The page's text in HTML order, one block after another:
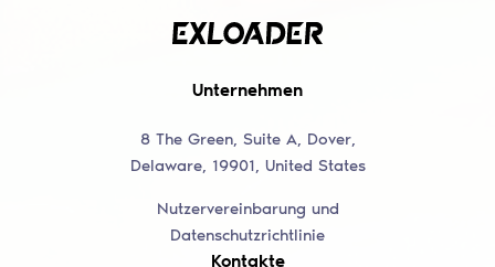
Unternehmen
8 The Green, Suite A, Dover,
Delaware, 19901, United States
Nutzervereinbarung und
Datenschutzrichtlinie
Kontakte